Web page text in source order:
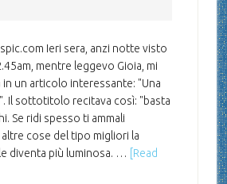
Ieri sera, anzi notte visto
mentre leggevo Gioia, mi
un articolo interessante: "Una
Il sottotitolo recitava così: "basta
Se ridi spesso ti ammali
altre cose del tipo migliori la
diventa più luminosa. …
[Read